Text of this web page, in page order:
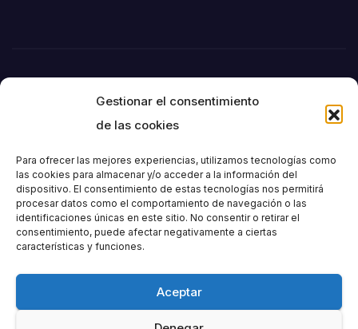
Gestionar el consentimiento
de las cookies
Para ofrecer las mejores experiencias, utilizamos tecnologías como
las cookies para almacenar y/o acceder a la información del
dispositivo. El consentimiento de estas tecnologías nos permitirá
procesar datos como el comportamiento de navegación o las
identificaciones únicas en este sitio. No consentir o retirar el
consentimiento, puede afectar negativamente a ciertas
características y funciones.
Aceptar
Societat
Excursionista de
València